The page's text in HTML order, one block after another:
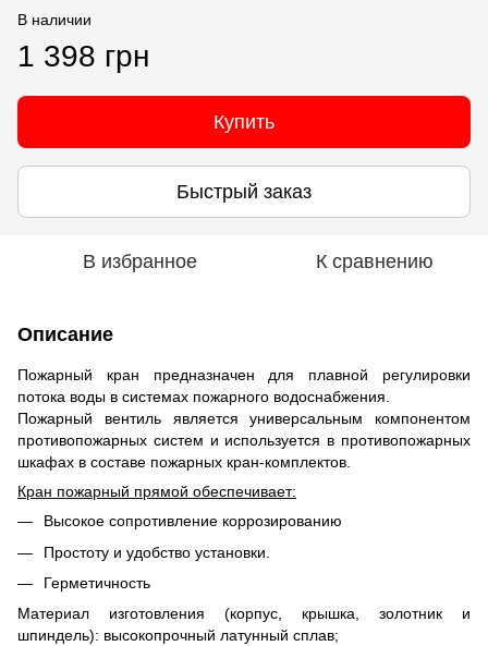
В наличии
1 398 грн
Купить
Быстрый заказ
В избранное К сравнению
Описание
Пожарный кран предназначен для плавной регулировки
потока воды в системах пожарного водоснабжения.
Пожарный вентиль является универсальным компонентом
противопожарных систем и используется в противопожарных
шкафах в составе пожарных кран-комплектов.
Кран пожарный прямой обеспечивает:
Высокое сопротивление коррозированию
Простоту и удобство установки.
Герметичность
Материал изготовления (корпус, крышка, золотник и
шпиндель): высокопрочный латунный сплав;